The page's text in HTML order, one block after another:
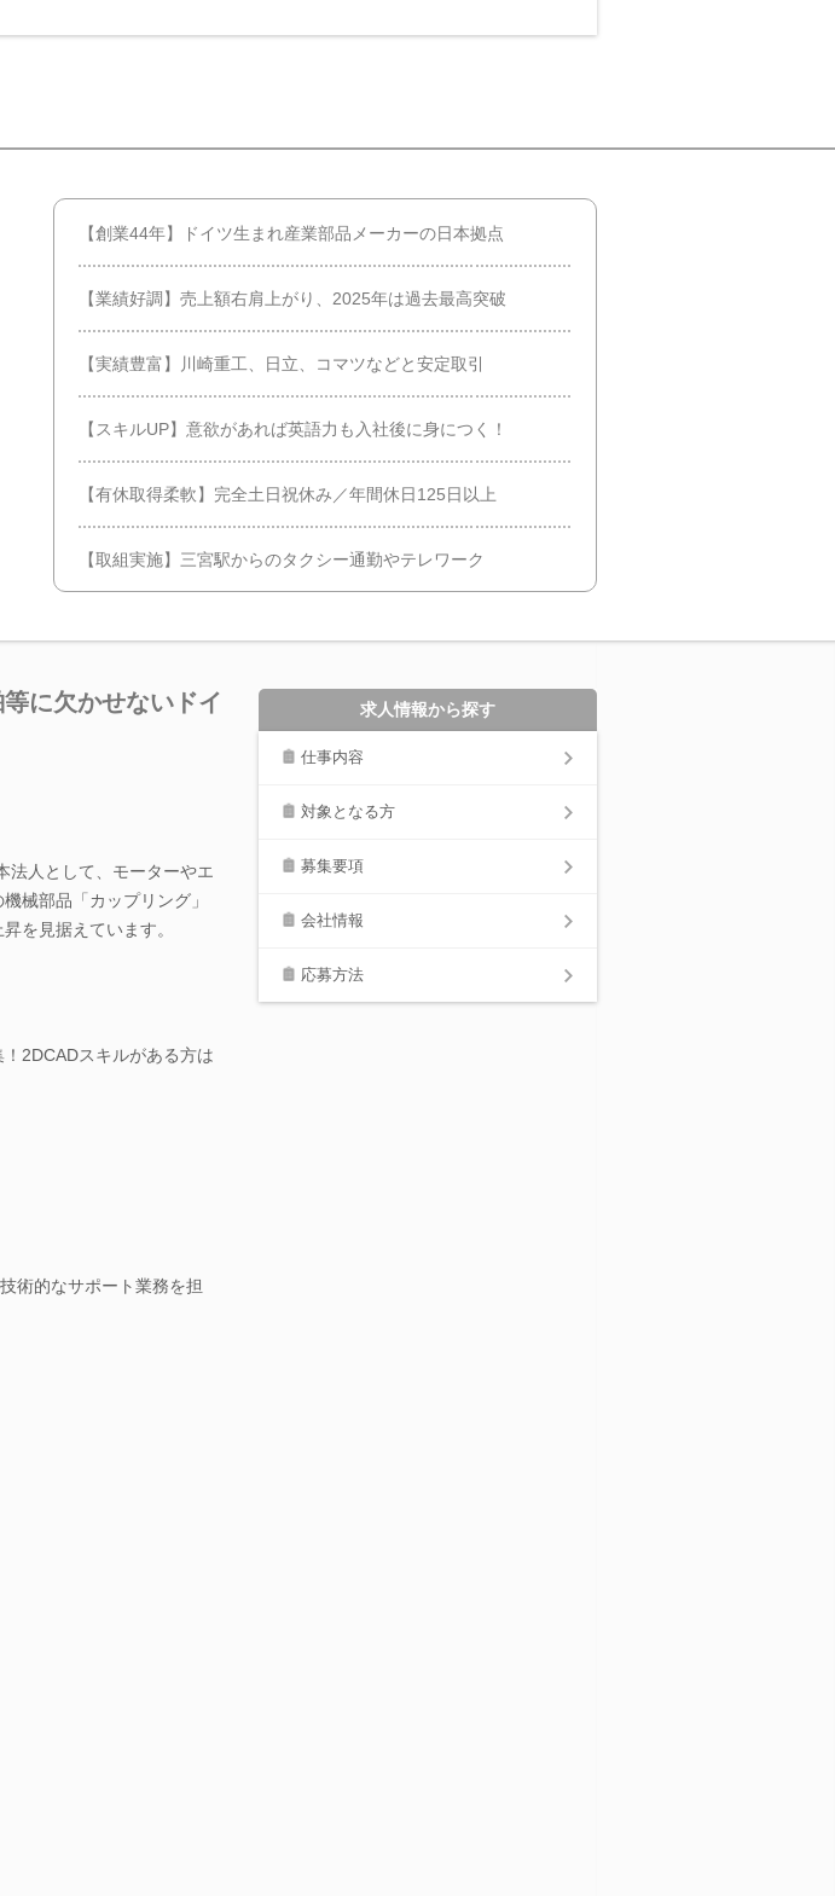
【創業44年】ドイツ生まれ産業部品メーカーの日本拠点
【業績好調】売上額右肩上がり、2025年は過去最高突破
【実績豊富】川崎重工、日立、コマツなどと安定取引
【スキルUP】意欲があれば英語力も入社後に身につく！
【有休取得柔軟】完全土日祝休み／年間休日125日以上
【取組実施】三宮駅からのタクシー通勤やテレワーク
に欠かせないドイ
法人として、モーターやエ
械部品「カップリング」
を見据えています。
2DCADスキルがある方は
術的なサポート業務を担
求人情報から探す
仕事内容
対象となる方
募集要項
会社情報
応募方法